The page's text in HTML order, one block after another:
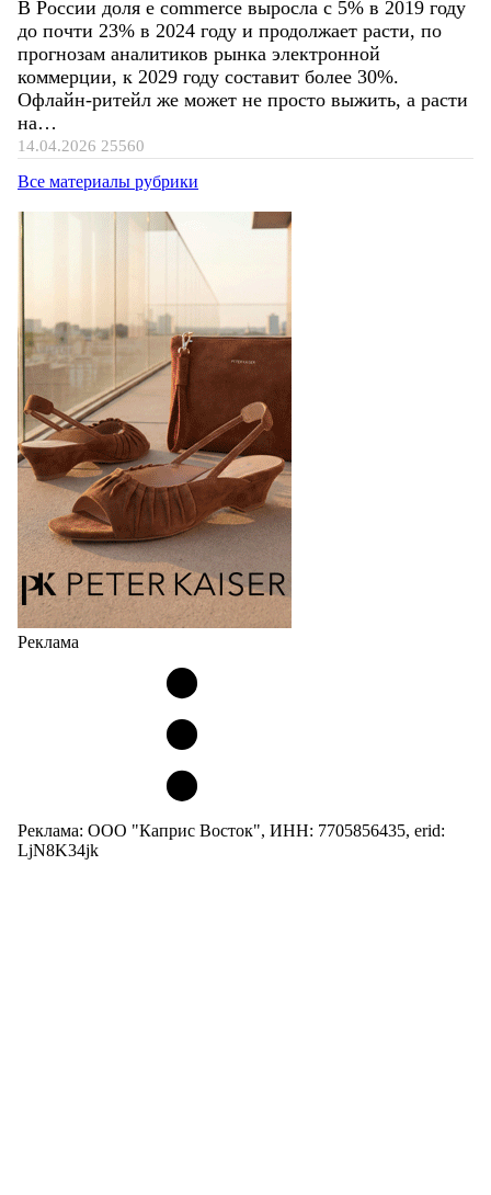
В России доля e commerce выросла с 5% в 2019 году
до почти 23% в 2024 году и продолжает расти, по
прогнозам аналитиков рынка электронной
коммерции, к 2029 году составит более 30%.
Офлайн-ритейл же может не просто выжить, а расти
на…
14.04.2026 25560
Все материалы рубрики
Реклама
Реклама: ООО "Каприс Восток", ИНН: 7705856435, erid:
LjN8K34jk